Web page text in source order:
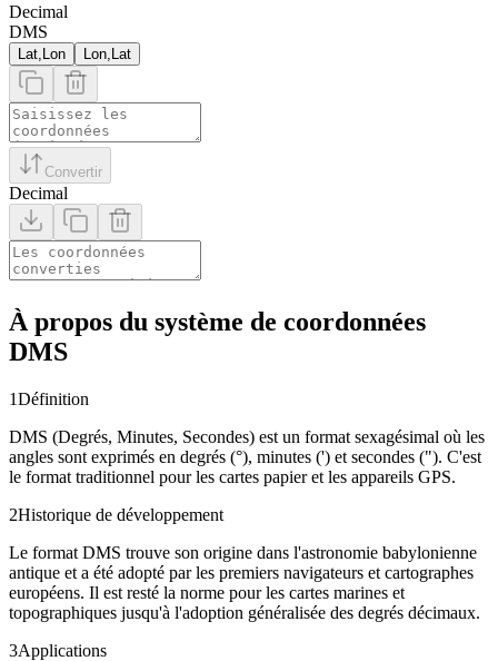
Decimal
DMS
Lat,Lon Lon,Lat
Convertir
Decimal
À propos du système de coordonnées
DMS
1Définition
DMS (Degrés, Minutes, Secondes) est un format sexagésimal où les
angles sont exprimés en degrés (°), minutes (') et secondes ("). C'est
le format traditionnel pour les cartes papier et les appareils GPS.
2Historique de développement
Le format DMS trouve son origine dans l'astronomie babylonienne
antique et a été adopté par les premiers navigateurs et cartographes
européens. Il est resté la norme pour les cartes marines et
topographiques jusqu'à l'adoption généralisée des degrés décimaux.
3Applications